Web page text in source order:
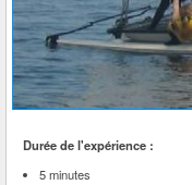
Durée de l'expérience :
5 minutes